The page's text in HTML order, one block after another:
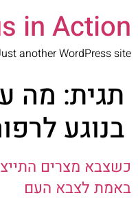
in Action
another WordPress site
תגית: מה
בנוגע
כשצבא מצרים
באמת לצבא העם